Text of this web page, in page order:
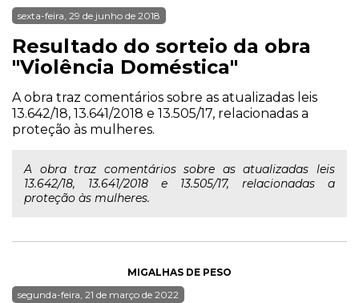
sexta-feira, 29 de junho de 2018
Resultado do sorteio da obra
"Violência Doméstica"
A obra traz comentários sobre as atualizadas leis
13.642/18, 13.641/2018 e 13.505/17, relacionadas a
proteção às mulheres.
A obra traz comentários sobre as atualizadas leis
13.642/18, 13.641/2018 e 13.505/17, relacionadas a
proteção às mulheres.
MIGALHAS DE PESO
segunda-feira, 21 de março de 2022